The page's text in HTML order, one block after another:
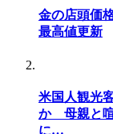
金の店頭価
最高値更新
米国人観光
か 母親と喧
に…